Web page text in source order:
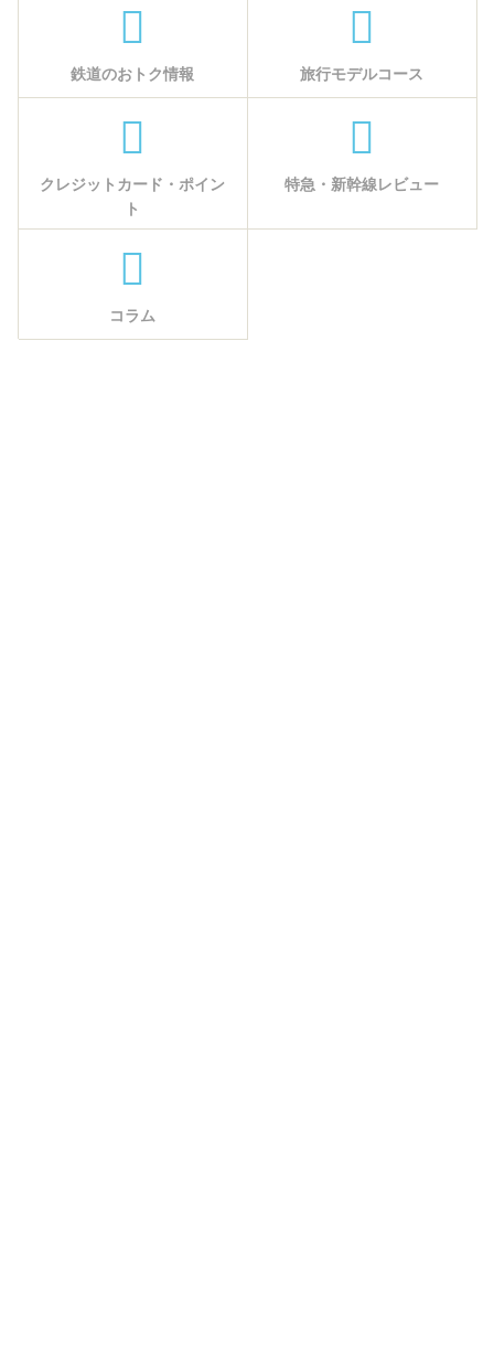
鉄道のおトク情報 旅行モデルコース
クレジットカード・ポイン
ト
特急・新幹線レビュー
コラム